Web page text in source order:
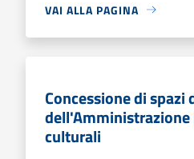
VAI ALLA PAGINA
Concessione di
culturali